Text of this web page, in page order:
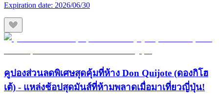
Expiration date: 2026/06/30
คูปองส่วนลดพิเศษสุดคุ้มที่ห้าง Don Quijote (ดองกิโฮ
เต้) - แหล่งช้อปสุดมันส์ที่ห้ามพลาดเมื่อมาเที่ยวญี่ปุ่น!